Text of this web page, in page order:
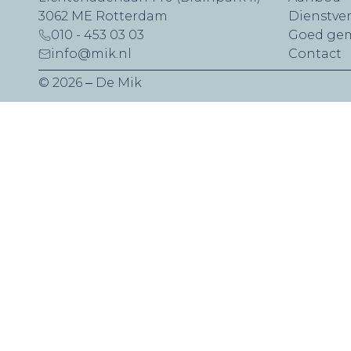
3062 ME Rotterdam
010 - 453 03 03
info@mik.nl
Goed
Contact
© 2026 ‒ De Mik